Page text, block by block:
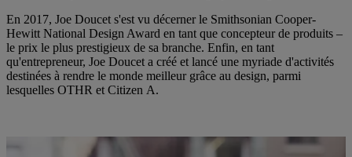
En 2017, Joe Doucet s'est vu décerner le Smithsonian Cooper-
Hewitt National Design Award en tant que concepteur de produits –
le prix le plus prestigieux de sa branche. Enfin, en tant
qu'entrepreneur, Joe Doucet a créé et lancé une myriade d'activités
destinées à rendre le monde meilleur grâce au design, parmi
lesquelles OTHR et Citizen A.